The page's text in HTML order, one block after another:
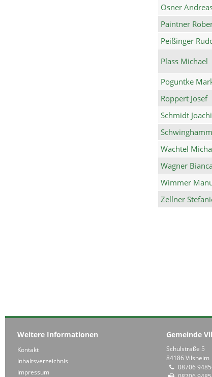
Osner
Paintner
Peißinger
Plass Michael
Poguntke
Roppert Josef
Schmidt
Wachtel
Wagner Bianca
Wimmer
Zellner
Weitere Informationen
Kontakt
Inhaltsverzeichnis
Impressum
Gemeinde
Schulstraße 5
84186 Vilsheim
08706